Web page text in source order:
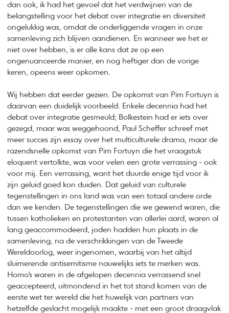
dan ook, ik had het gevoel dat het verdwijnen van de
belangstelling voor het debat over integratie en diversiteit
ongelukkig was, omdat de onderliggende vragen in onze
samenleving zich blijven aandienen. En wanneer we het er
niet over hebben, is er alle kans dat ze op een
ongenuanceerde manier, en nog heftiger dan de vorige
keren, opeens weer opkomen.
Wij hebben dat eerder gezien. De opkomst van Pim Fortuyn is
daarvan een duidelijk voorbeeld. Enkele decennia had het
debat over integratie gesmeuld; Bolkestein had er iets over
gezegd, maar was weggehoond, Paul Scheffer schreef met
meer succes zijn essay over het multiculturele drama, maar de
razendsnelle opkomst van Pim Fortuyn die het vraagstuk
eloquent vertolkte, was voor velen een grote verrassing - ook
voor mij. Een verrassing, want het duurde enige tijd voor ik
zijn geluid goed kon duiden. Dat geluid van culturele
tegenstellingen in ons land was van een totaal andere orde
dan we kenden. De tegenstellingen die we gewend waren, die
tussen katholieken en protestanten van allerlei aard, waren al
lang geaccommodeerd, joden hadden hun plaats in de
samenleving, na de verschrikkingen van de Tweede
Wereldoorlog, weer ingenomen, waarbij van het altijd
sluimerende antisemitisme nauwelijks iets te merken was.
Homo’s waren in de afgelopen decennia verrassend snel
geaccepteerd, uitmondend in het tot stand komen van de
eerste wet ter wereld die het huwelijk van partners van
hetzelfde geslacht mogelijk maakte - met een groot draagvlak